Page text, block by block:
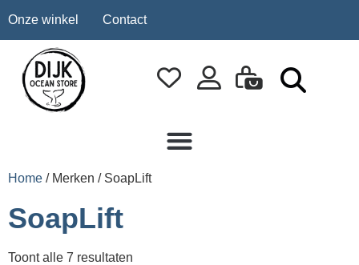
Onze winkel Contact
Home / Merken / SoapLift
SoapLift
Toont alle 7 resultaten